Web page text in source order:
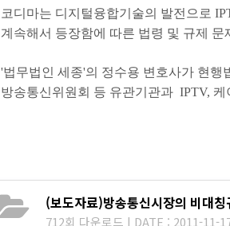
코디마는 디지털융합기술의 발전으로
계속해서 등장함에 따른 법령 및 규제
'법무법인 세종'의 정수용 변호사가 현행
방송통신위원회 등 유관기관과IPTV, 케
(보도자료)방송통신시장의 비대
712회 다운로드 | DATE : 2011-11-